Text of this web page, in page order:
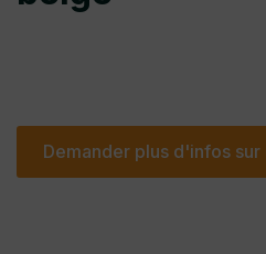
Demander plus d'infos